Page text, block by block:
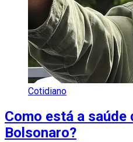
Cotidiano
Como está a
Bolsonaro?